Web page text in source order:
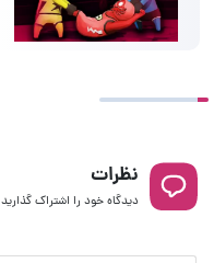
نظرات
دیدگاه خود را اشتراک گذارید